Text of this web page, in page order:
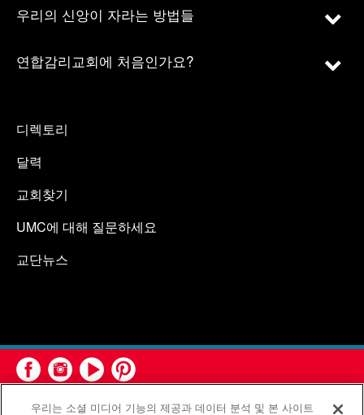
우리의 신앙이 자라는 방법들
연합감리교회에 처음인가요?
디렉토리
달력
교회찾기
UMC에 대해 질문하세요
교단뉴스
우리는 소셜 미디어 기능의 제공과 데이터 분석 및 본 사이트